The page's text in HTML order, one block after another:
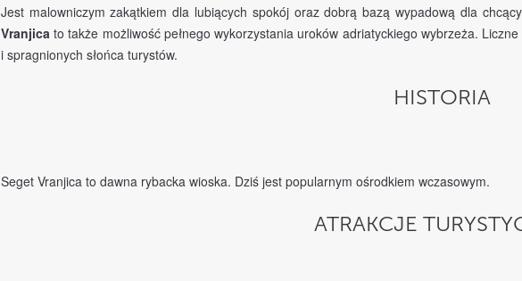
Jest malowniczym zakątkiem dla lubiących spokój oraz dobrą bazą wypadową dla
Vranjicato także możliwość pełnego wykorzystania uroków adriatyckiego wybrzeża.
i spragnionych słońca turystów.
HISTORIA
Seget Vranjica to dawna rybacka wioska. Dziś jest popularnym ośrodkiem wczasowym.
ATRAKCJE